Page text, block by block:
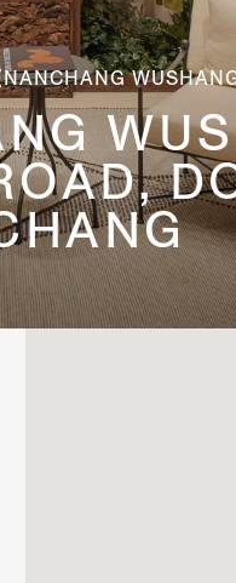
Switzerland
Turkey
United